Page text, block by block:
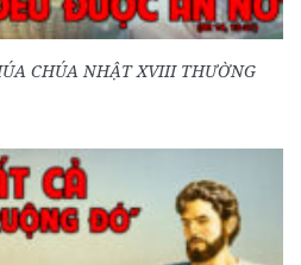
CHÚA NHẬT XVIII THƯỜNG